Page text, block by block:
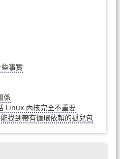
事實
係
Linux 內核完全不重要
找到帶有循環依賴的孤兒包